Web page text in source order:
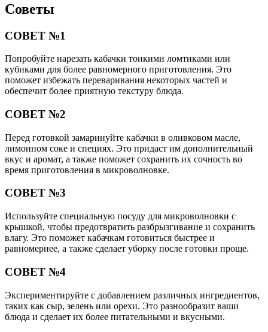
Советы
СОВЕТ №1
Попробуйте нарезать кабачки тонкими ломтиками или
кубиками для более равномерного приготовления. Это
поможет избежать переваривания некоторых частей и
обеспечит более приятную текстуру блюда.
СОВЕТ №2
Перед готовкой замаринуйте кабачки в оливковом масле,
лимонном соке и специях. Это придаст им дополнительный
вкус и аромат, а также поможет сохранить их сочность во
время приготовления в микроволновке.
СОВЕТ №3
Используйте специальную посуду для микроволновки с
крышкой, чтобы предотвратить разбрызгивание и сохранить
влагу. Это поможет кабачкам готовиться быстрее и
равномернее, а также сделает уборку после готовки проще.
СОВЕТ №4
Экспериментируйте с добавлением различных ингредиентов,
таких как сыр, зелень или орехи. Это разнообразит ваши
блюда и сделает их более питательными и вкусными.